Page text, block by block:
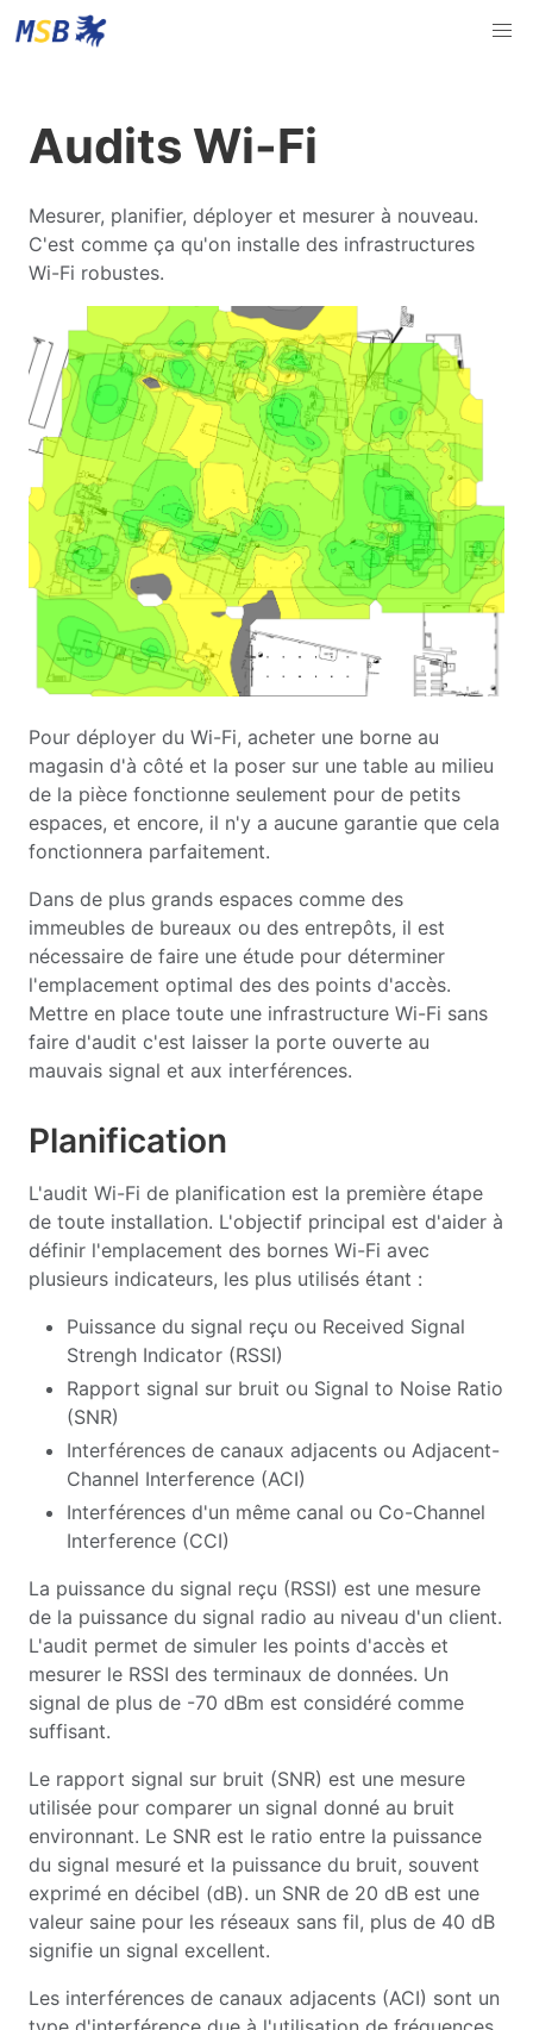
Audits Wi-Fi
Mesurer, planifier, déployer et mesurer à nouveau.
C'est comme ça qu'on installe des infrastructures
Wi-Fi robustes.
Pour déployer du Wi-Fi, acheter une borne au
magasin d'à côté et la poser sur une table au milieu
de la pièce fonctionne seulement pour de petits
espaces, et encore, il n'y a aucune garantie que cela
fonctionnera parfaitement.
Dans de plus grands espaces comme des
immeubles de bureaux ou des entrepôts, il est
nécessaire de faire une étude pour déterminer
l'emplacement optimal des des points d'accès.
Mettre en place toute une infrastructure Wi-Fi sans
faire d'audit c'est laisser la porte ouverte au
mauvais signal et aux interférences.
Planification
L'audit Wi-Fi de planification est la première étape
de toute installation. L'objectif principal est d'aider à
définir l'emplacement des bornes Wi-Fi avec
plusieurs indicateurs, les plus utilisés étant :
Puissance du signal reçu ou Received Signal
Strengh Indicator (RSSI)
Rapport signal sur bruit ou Signal to Noise Ratio
(SNR)
Interférences de canaux adjacents ou Adjacent-
Channel Interference (ACI)
Interférences d'un même canal ou Co-Channel
Interference (CCI)
La puissance du signal reçu (RSSI) est une mesure
de la puissance du signal radio au niveau d'un client.
L'audit permet de simuler les points d'accès et
mesurer le RSSI des terminaux de données. Un
signal de plus de -70 dBm est considéré comme
suffisant.
Le rapport signal sur bruit (SNR) est une mesure
utilisée pour comparer un signal donné au bruit
environnant. Le SNR est le ratio entre la puissance
du signal mesuré et la puissance du bruit, souvent
exprimé en décibel (dB). un SNR de 20 dB est une
valeur saine pour les réseaux sans fil, plus de 40 dB
signifie un signal excellent.
Les interférences de canaux adjacents (ACI) sont un